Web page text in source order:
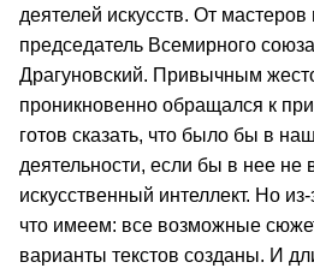
деятелей искусств. От
председатель Всемирного
Драгуновский. Привычным
проникновенно обращался к
готов сказать, что было бы в
деятельности, если бы в нее не
искусственный интеллект. Но
что имеем: все возможные
варианты текстов созданы. И